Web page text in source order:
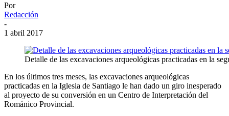
Por
Redacción
-
1 abril 2017
Detalle de las excavaciones arqueológicas practicadas en la
En los últimos tres meses, las excavaciones arqueológicas
practicadas en la Iglesia de Santiago le han dado un giro inesperado
al proyecto de su conversión en un Centro de Interpretación del
Románico Provincial.